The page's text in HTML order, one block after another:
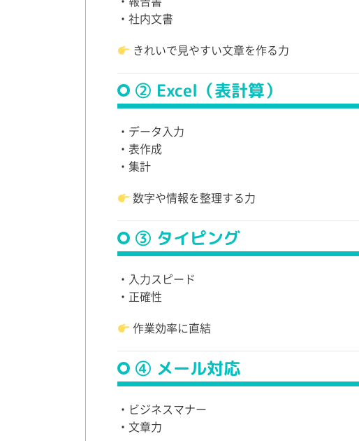
・社内文書
きれいで見やすい文章を作る力
② Excel（表計算）
・データ入力
・表作成
・集計
数字や情報を整理する力
③ タイピング
・入力スピード
・正確性
作業効率に直結
④ メール対応
・ビジネスマナー
・文章力